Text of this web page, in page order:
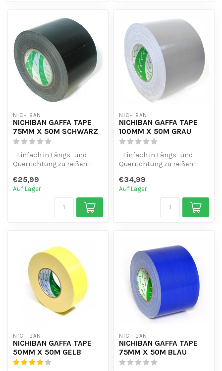
NICHIBAN
NICHIBAN GAFFA TAPE
75MM X 50M SCHWARZ
- Einfach in Längs- und
Querrichtung zu reißen -
beim E...
€25,99
Auf Lager
NICHIBAN
NICHIBAN GAFFA TAPE
100MM X 50M GRAU
- Einfach in Längs- und
Querrichtung zu reißen -
beim E...
€34,99
Auf Lager
NICHIBAN
NICHIBAN GAFFA TAPE
50MM X 50M GELB
NICHIBAN
NICHIBAN GAFFA TAPE
75MM X 50M BLAU